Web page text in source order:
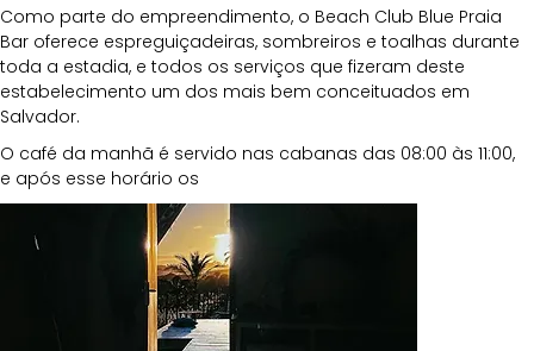
Como parte do empreendimento, o Beach Club Blue Praia
Bar oferece espreguiçadeiras, sombreiros e toalhas durante
toda a estadia, e todos os serviços que fizeram deste
estabelecimento um dos mais bem conceituados em
Salvador.
O café da manhã é servido nas cabanas das 08:00 às 11:00,
e após esse horário os